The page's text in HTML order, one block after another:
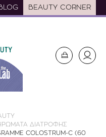
BEAUTY CORNER
ΔΙΑΤΡΟΦΗΣ
COLOSTRUM-C (60